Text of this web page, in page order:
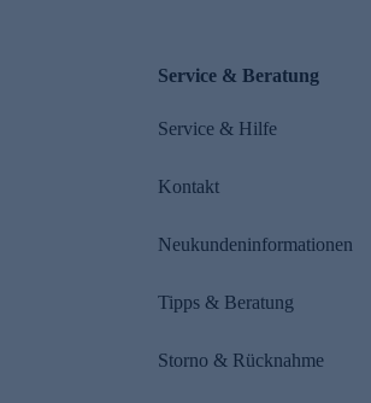
Service & Beratung
Service & Hilfe
Kontakt
Neukundeninformationen
Tipps & Beratung
Storno & Rücknahme